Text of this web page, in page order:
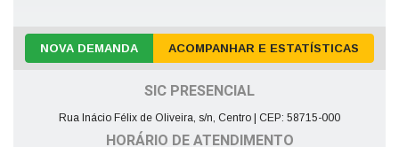
NOVA DEMANDA ACOMPANHAR E ESTATÍSTICAS
SIC PRESENCIAL
Rua Inácio Félix de Oliveira, s/n, Centro | CEP: 58715-000
HORÁRIO DE ATENDIMENTO